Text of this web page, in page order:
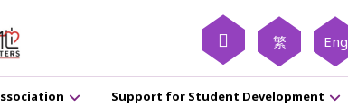
繁 Eng
Support for Student Development